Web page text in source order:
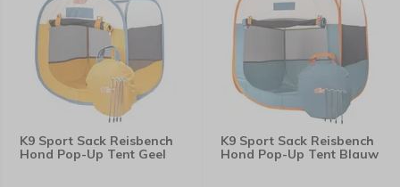
K9 Sport Sack Reisbench
Hond Pop-Up Tent Geel
K9 Sport Sack Reisbench
Hond Pop-Up Tent Blauw